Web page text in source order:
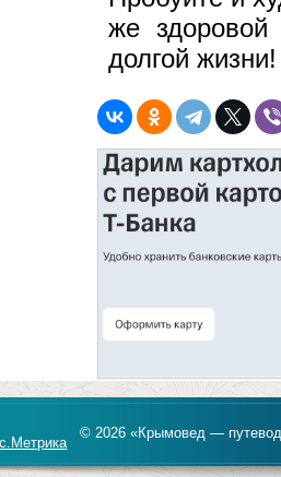
же
долгой жизни!
© 2026 «Крымовед —